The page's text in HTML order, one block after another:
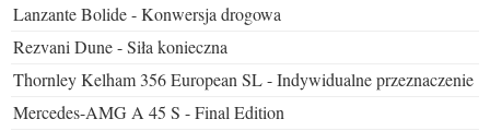
Lanzante Bolide - Konwersja drogowa
Rezvani Dune - Siła konieczna
Thornley Kelham 356 European SL - Indywidualne przeznaczenie
Mercedes-AMG A 45 S - Final Edition